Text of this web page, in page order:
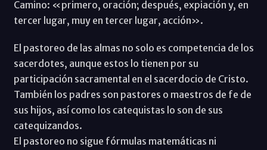
Camino: «primero, oración; después, expiación y, en
tercer lugar, muy en tercer lugar, acción».
El pastoreo de las almas no solo es competencia de los
sacerdotes, aunque estos lo tienen por su
participación sacramental en el sacerdocio de Cristo.
También los padres son pastores o maestros de fe de
sus hijos, así como los catequistas lo son de sus
catequizandos.
El pastoreo no sigue fórmulas matemáticas ni